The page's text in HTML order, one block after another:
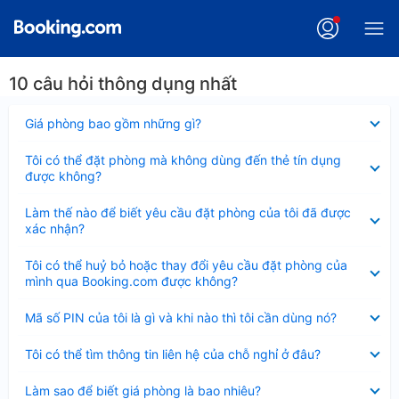
10 câu hỏi thông dụng nhất
Giá phòng bao gồm những gì?
thu
Tôi có thể đặt phòng mà không dùng đến thẻ tín dụng
được không?
thu
gọn
Làm thế nào để biết yêu cầu đặt phòng của tôi đã được
xác nhận?
thu
gọn
Tôi có thể huỷ bỏ hoặc thay đổi yêu cầu đặt phòng của
mình qua Booking.com được không?
thu
gọn
Mã số PIN của tôi là gì và khi nào thì tôi cần dùng nó?
thu
Tôi có thể tìm thông tin liên hệ của chỗ nghỉ ở đâu?
thu
Làm sao để biết giá phòng là bao nhiêu?
thu